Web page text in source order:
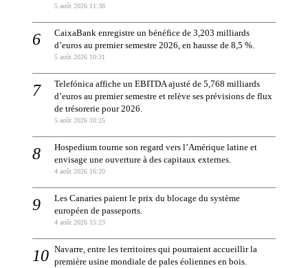
5 août 2026 11:38
CaixaBank enregistre un bénéfice de 3,203 milliards
d’euros au premier semestre 2026, en hausse de 8,5 %.
5 août 2026 10:31
Telefónica affiche un EBITDA ajusté de 5,768 milliards
d’euros au premier semestre et relève ses prévisions de flux
de trésorerie pour 2026.
5 août 2026 10:25
Hospedium tourne son regard vers l’Amérique latine et
envisage une ouverture à des capitaux externes.
4 août 2026 16:20
Les Canaries paient le prix du blocage du système
européen de passeports.
4 août 2026 15:23
Navarre, entre les territoires qui pourraient accueillir la
première usine mondiale de pales éoliennes en bois.